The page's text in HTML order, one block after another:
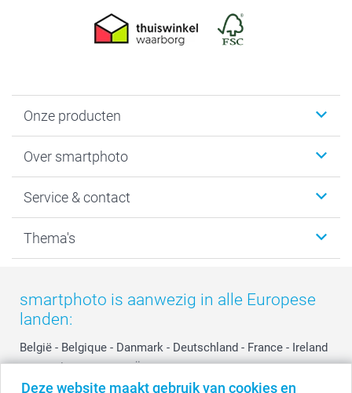
Deze website maakt gebruik van cookies en
Onze producten
Fotoboeken
Fotocadeaus
Kaarten
Over smartphoto
Vacatures
Bestelproces
Privacy
Cookiebeleid
Reviews
Prijslijst
Investor Relations
Service & contact
Tevredenheidsgarantie
smartbonus
smartfriends
service@smartphoto.nl
Affiliate partnerprogramma
Partnerships
Thema's
Moederdag
Vaderdag
Huwelijk
smartphoto is aanwezig in alle Europese
landen:
België - Belgique - Danmark - Deutschland - France - Ireland
- Nederland - Norge - Österreich - Schweiz - Suisse -
Switzerland - Suomi - Sverige - United Kingdom -